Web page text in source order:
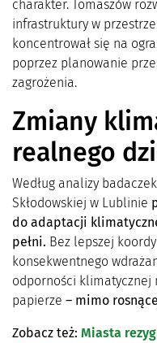
charakter. Tomaszów
infrastruktury w
koncentrował się na
poprzez planowanie
zagrożenia.
Zmiany
realnego
Według analizy
Skłodowskiej w Lublinie
do adaptacji
pełni. Bez lepszej
konsekwentnego
odporności klimatycznej
papierze – mimo
Zobacz też: Miasta